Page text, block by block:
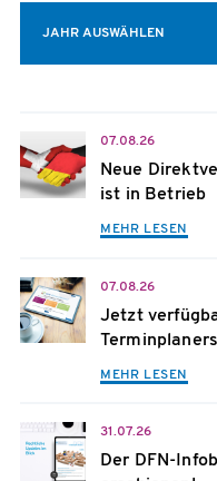
JAHR AUSWÄHLEN
07.08.26
Neue
ist in Betrieb
MEHR LESEN
07.08.26
Jetzt
Terminplaners
MEHR LESEN
31.07.26
Der DFN-